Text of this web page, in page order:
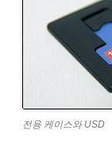
전용 케이스와 USD